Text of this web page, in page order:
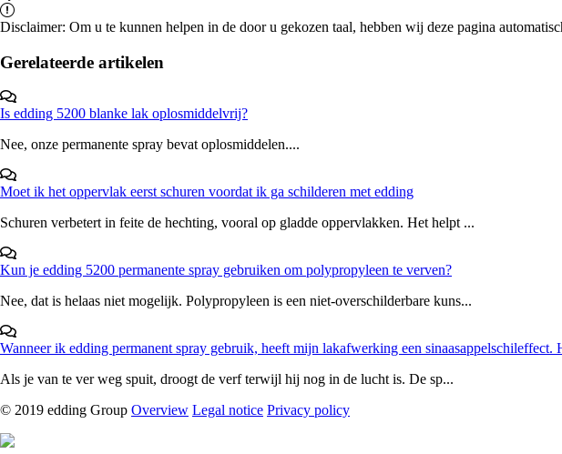
Disclaimer: Om u te kunnen helpen in de door u gekozen taal, hebben wij deze pagina
Gerelateerde artikelen
Is edding 5200 blanke lak oplosmiddelvrij?
Nee, onze permanente spray bevat oplosmiddelen....
Moet ik het oppervlak eerst schuren voordat ik ga schilderen met edding
Schuren verbetert in feite de hechting, vooral op gladde oppervlakken. Het helpt ...
Kun je edding 5200 permanente spray gebruiken om polypropyleen te verven?
Nee, dat is helaas niet mogelijk. Polypropyleen is een niet-overschilderbare kuns...
Wanneer ik edding permanent spray gebruik, heeft mijn lakafwerking een sinaasappelschileffect.
Als je van te ver weg spuit, droogt de verf terwijl hij nog in de lucht is. De sp...
© 2019 edding Group Overview Legal notice Privacy policy